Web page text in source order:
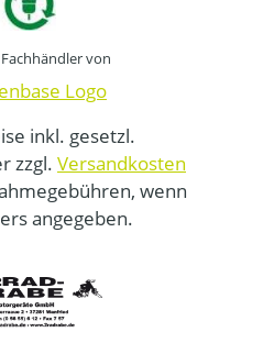
Fachhändler von
inkl. gesetzl.
zzgl. Versandkosten
wenn
angegeben.